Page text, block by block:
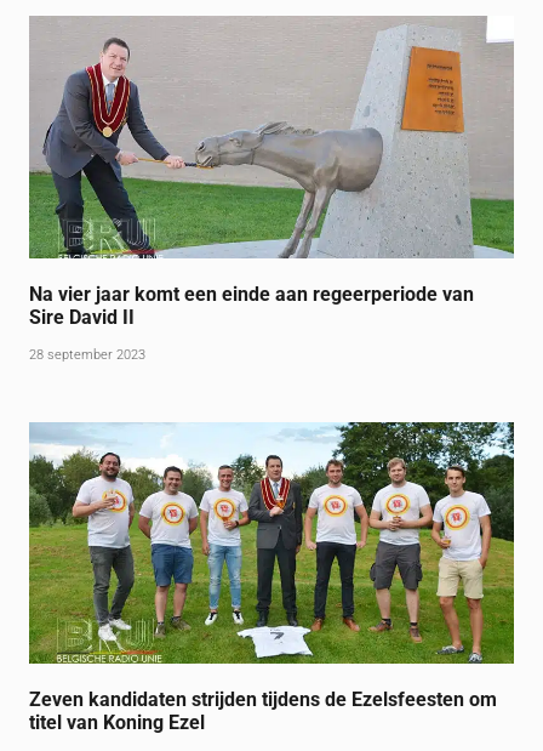
Na vier jaar komt een einde aan regeerperiode van
Sire David II
28 september 2023
Zeven kandidaten strijden tijdens de Ezelsfeesten om
titel van Koning Ezel